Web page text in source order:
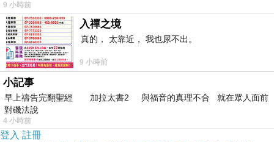
之谷」裡——
9 小時前
入禪之境
真的， 太靠近， 我也尿不出。
9 小時前
小記事
早上禱告完翻聖經 加拉太書2 與福音的真理不合 就在眾人面前
對磯法說
4 小時前
登入 註冊